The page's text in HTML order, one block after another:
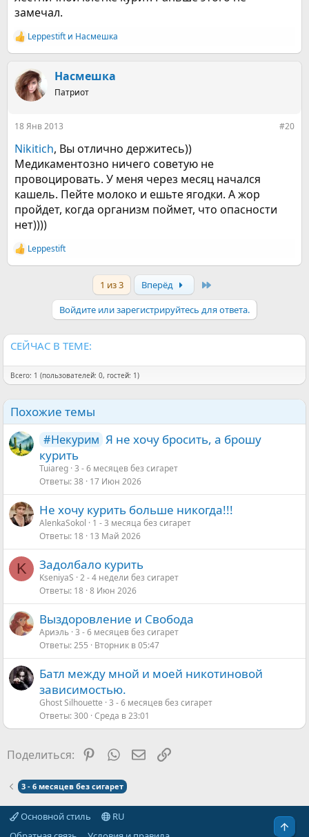
замечал.
Р
е
ц
и
Leppestift и Насмешка
Насмешка
Патриот
18 Янв 2013 #20
Nikitich, Вы отлично держитесь))
Медикаментозно ничего советую не
провоцировать. У меня через месяц начался
кашель. Пейте молоко и ешьте ягодки. А жор
пройдет, когда организм поймет, что опасности
нет))))
Р
е
Leppestift
1 из 3 Вперёд
Войдите или зарегистрируйтесь для ответа.
СЕЙЧАС В ТЕМЕ:
Всего: 1 (пользователей: 0, гостей: 1)
Похожие темы
#Некурим Я не хочу бросить, а брошу
курить
Tuiareg 3 - 6 месяцев без сигарет
Ответы 38 17 Июн 2026
Не хочу курить больше никогда!!!
AlenkaSokol
1 - 3 месяца без сигарет
Ответы 18 13 Май 2026
K Задолбало курить
KseniyaS 2 - 4 недели без сигарет
Ответы 18 8 Июн 2026
Выздоровление и Свобода
Ариэль 3 - 6 месяцев без сигарет
Ответы 255 Вторник в 05:47
Батл между мной и моей никотиновой
зависимостью.
Ghost Silhouette 3 - 6 месяцев без сигарет
Ответы 300 Среда в 23:01
Поделиться: Pinterest
WhatsAppЭлектронная почта
Ссылка
3 - 6 месяцев без сигарет
Основной стиль
RU